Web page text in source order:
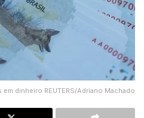
em dinheiro REUTERS/Adriano Machado